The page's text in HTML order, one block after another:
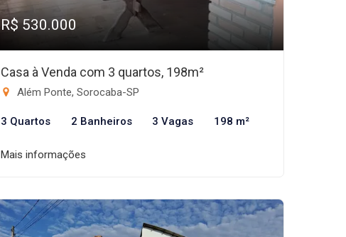
R$ 530.000
Casa à Venda com 3 quartos, 198m²
Além Ponte, Sorocaba-SP
3 Quartos 2 Banheiros 3 Vagas 198 m²
Mais informações